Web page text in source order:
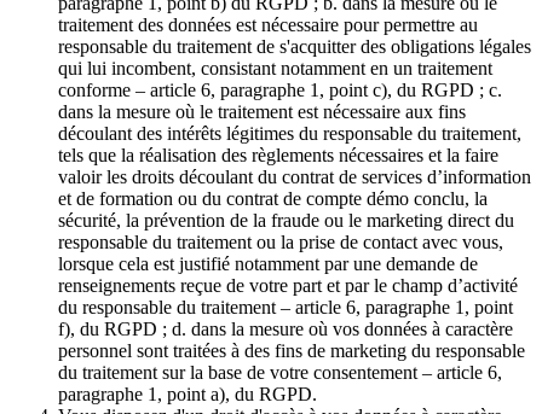
traitement des données est nécessaire pour permettre au
responsable du traitement de s'acquitter des obligations légales
qui lui incombent, consistant notamment en un traitement
conforme – article 6, paragraphe 1, point c), du RGPD ; c.
dans la mesure où le traitement est nécessaire aux fins
découlant des intérêts légitimes du responsable du traitement,
tels que la réalisation des règlements nécessaires et la faire
valoir les droits découlant du contrat de services d’information
et de formation ou du contrat de compte démo conclu, la
sécurité, la prévention de la fraude ou le marketing direct du
responsable du traitement ou la prise de contact avec vous,
lorsque cela est justifié notamment par une demande de
renseignements reçue de votre part et par le champ d’activité
du responsable du traitement – article 6, paragraphe 1, point
f), du RGPD ; d. dans la mesure où vos données à caractère
personnel sont traitées à des fins de marketing du responsable
du traitement sur la base de votre consentement – article 6,
paragraphe 1, point a), du RGPD.